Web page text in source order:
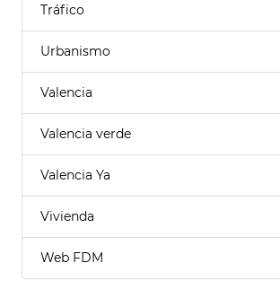
Tráfico
Urbanismo
Valencia
Valencia verde
Valencia Ya
Vivienda
Web FDM